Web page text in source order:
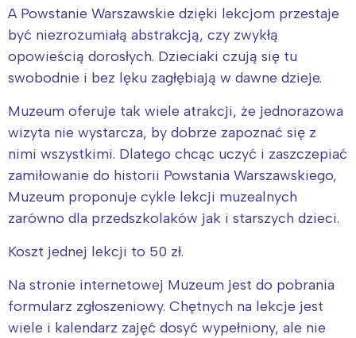
A Powstanie Warszawskie dzięki lekcjom przestaje
być niezrozumiałą abstrakcją, czy zwykłą
opowieścią dorosłych. Dzieciaki czują się tu
swobodnie i bez lęku zagłębiają w dawne dzieje.
Muzeum oferuje tak wiele atrakcji, że jednorazowa
wizyta nie wystarcza, by dobrze zapoznać się z
nimi wszystkimi. Dlatego chcąc uczyć i zaszczepiać
zamiłowanie do historii Powstania Warszawskiego,
Muzeum proponuje cykle lekcji muzealnych
zarówno dla przedszkolaków jak i starszych dzieci.
Koszt jednej lekcji to 50 zł.
Na stronie internetowej Muzeum jest do pobrania
formularz zgłoszeniowy. Chętnych na lekcje jest
wiele i kalendarz zajęć dosyć wypełniony, ale nie